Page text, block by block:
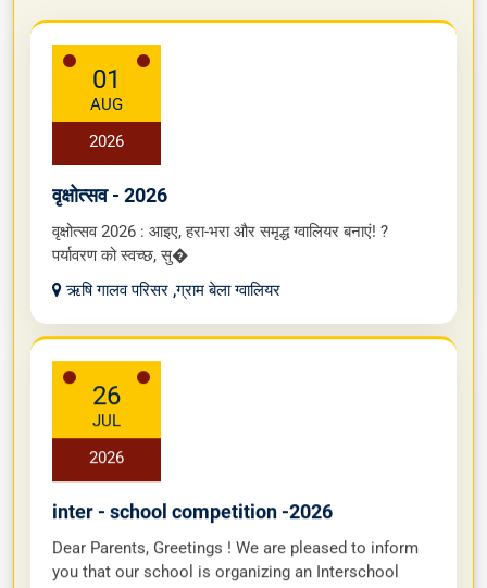
01
AUG
2026
वृक्षोत्सव - 2026
वृक्षोत्सव 2026 : आइए, हरा-भरा और समृद्ध ग्वालियर बनाएं! ?
पर्यावरण को स्वच्छ, सु�
ऋषि गालव परिसर ,ग्राम बेला ग्वालियर
26
JUL
2026
inter - school competition -2026
Dear Parents, Greetings ! We are pleased to inform
you that our school is organizing an Interschool